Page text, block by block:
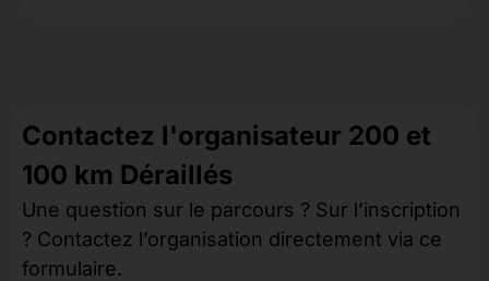
Contactez l'organisateur 200 et
100 km Déraillés
Une question sur le parcours ? Sur l’inscription
? Contactez l’organisation directement via ce
formulaire.